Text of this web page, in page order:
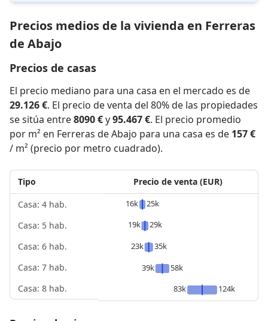
Precios medios de la vivienda en Ferreras
de Abajo
Precios de casas
El precio mediano para una casa en el mercado es de
29.126 €. El precio de venta del 80% de las propiedades
se sitúa entre8090 €y95.467 €. El precio promedio
por m² en Ferreras de Abajo para una casa es de 157 €
/ m² (precio por metro cuadrado).
Tipo
Casa: 4 hab.
Casa: 5 hab.
Casa: 6 hab.
Casa: 7 hab.
Casa: 8 hab.
Precio de venta (EUR)
16k
25k
19k
29k
23k
35k
39k
58k
83k
124k